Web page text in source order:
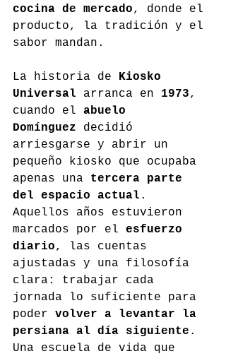
cocina de mercado, donde el
producto, la tradición y el
sabor mandan.
La historia de Kiosko
Universal arranca en 1973,
cuando el abuelo
Domínguez decidió
arriesgarse y abrir un
pequeño kiosko que ocupaba
apenas una tercera parte
del espacio actual .
Aquellos años estuvieron
marcados por el esfuerzo
diario, las cuentas
ajustadas y una filosofía
clara: trabajar cada
jornada lo suficiente para
poder volver a levantar la
persiana al día siguiente .
Una escuela de vida que